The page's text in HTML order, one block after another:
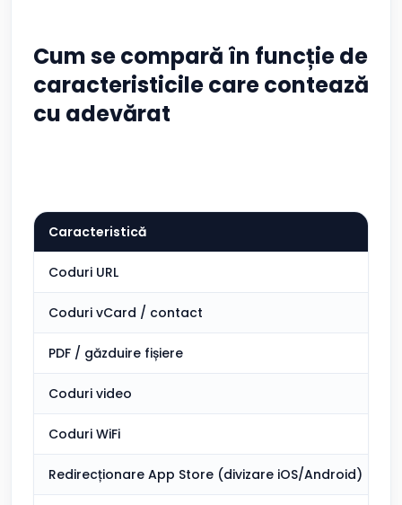
Cum se compară în funcție de
caracteristicile care contează
cu adevărat
Caracteristică
Coduri URL
Coduri vCard / contact
PDF / găzduire fișiere
Coduri video
Coduri WiFi
Redirecționare App Store (divizare iOS/Android)